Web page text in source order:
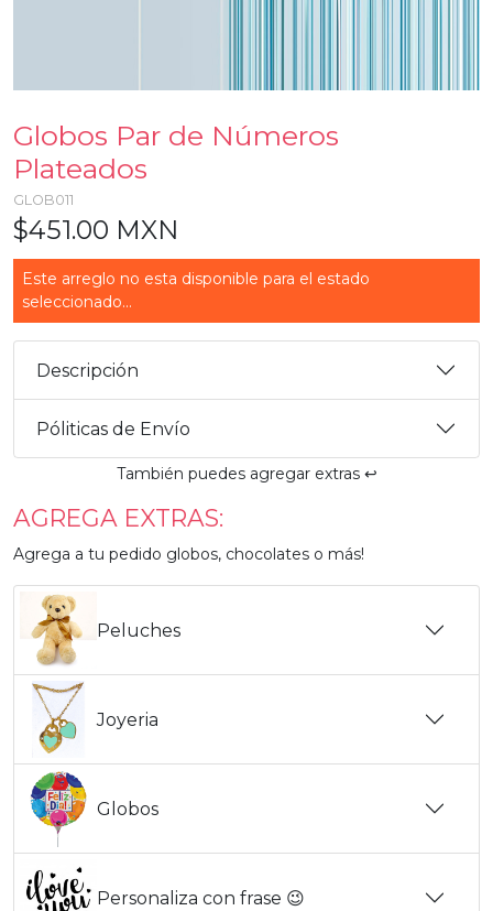
Globos Par de Números
Plateados
GLOB011
$451.00 MXN
Este arreglo no esta disponible para el estado
seleccionado...
Descripción
Póliticas de Envío
También puedes agregar extras ↩️
AGREGA EXTRAS:
Agrega a tu pedido globos, chocolates o más!
Peluches
Joyeria
Globos
Personaliza con frase 😉